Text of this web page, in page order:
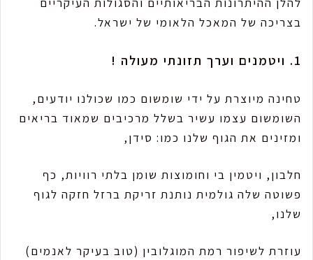
בצריכה של המאכל הלאומי של ישראל.
1. ויטמנים וערך תזונתי מעולה !
טחינה מיוצרת על ידי שומשום כמו שכולנו יודעים,
השומשום עצמו עשיר בשלל מרכיבים שמאוד בריאים
ומזינים את הגוף שלנו כמו: סידן,
חלבון, ויטמין בי וחומוצות שומן בלתי רוויות, כף
פשוטה שלה גולמית נותנת זריקת ברזל חזקה לגוף
שלנו,
עוזרת לשיפור רמת המוגלובין (טוב בעיקר לאנמים)